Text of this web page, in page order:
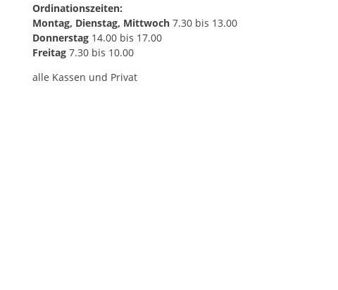
Ordinationszeiten:
Montag, Dienstag, Mittwoch7.30 bis 13.00
Donnerstag 14.00 bis 17.00
Freitag 7.30 bis 10.00
alle Kassen und Privat